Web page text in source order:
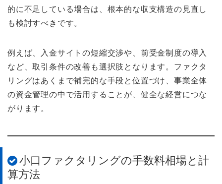
的に不足している場合は、根本的な収支構造の見直し
も検討すべきです。
例えば、入金サイトの短縮交渉や、前受金制度の導入
など、取引条件の改善も選択肢となります。ファクタ
リングはあくまで補完的な手段と位置づけ、事業全体
の資金管理の中で活用することが、健全な経営につな
がります。
小口ファクタリングの手数料相場と計
算方法